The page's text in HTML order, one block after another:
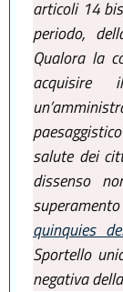
articoli 14
periodo,
Qualora la
salute dei
dissenso
quinquies
Sportello
negativa